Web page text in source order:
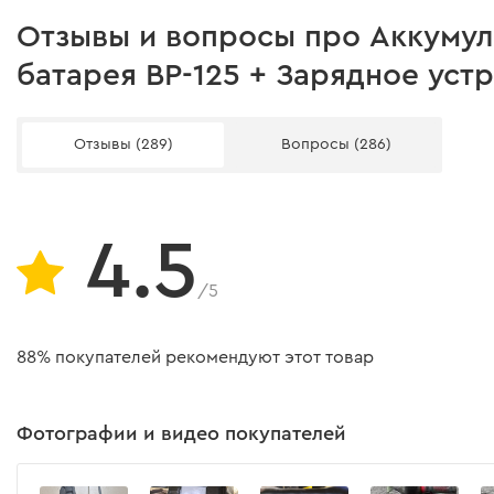
Аккумуляторная шлифмашина Dnipro-M СG-
Напряжение аккумулятора
Количество оборотов
Питание
Максимальная линейная скорость диска
Посадочный диаметр диска
Отзывы и вопросы про
батарея BP-125 + Зарядное
Отзывы (289) Вопросы (286)
4.5 /5
88% покупателей рекомендуют этот товар
Фотографии и видео покупателей